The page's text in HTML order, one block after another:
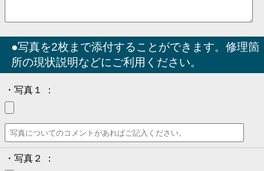
●写真を2枚まで添付することができます。修理箇
所の現状説明などにご利用ください。
・写真１ ：
・写真２ ：